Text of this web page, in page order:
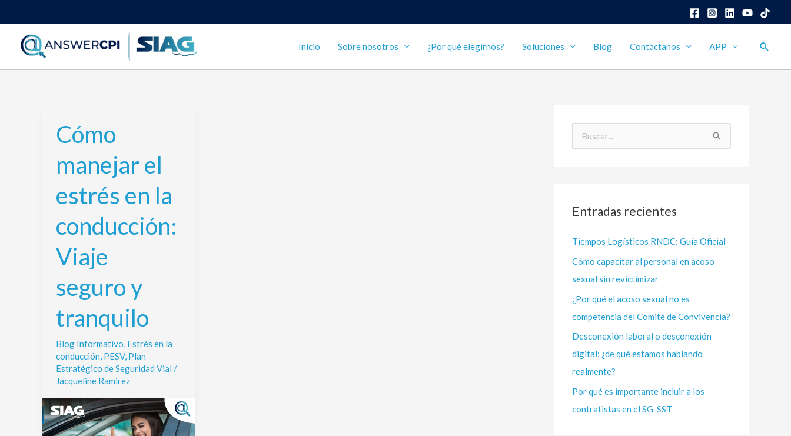
al
contenido
Inicio Sobre nosotros ¿Por qué elegirnos? Soluciones Blog Contáctanos APP
Cómo
manejar el
estrés en la
conducción:
Viaje
seguro y
tranquilo
Blog Informativo Estrés en la
conducción PESV, Plan
Estratégico de Seguridad Vial /
Jacqueline Ramirez
Cómo
manejar
estrés
la
conducción:
Viaje
seguro
tranquilo
a
p
o
r
:
Entradas recientes
Tiempos Logísticos RNDC: Guía Oficial
Cómo capacitar al personal en acoso
sexual sin revictimizar
¿Por qué el acoso sexual no es
competencia del Comité de Convivencia?
Desconexión laboral o desconexión
digital: ¿de qué estamos hablando
realmente?
Por qué es importante incluir a los
contratistas en el SG-SST